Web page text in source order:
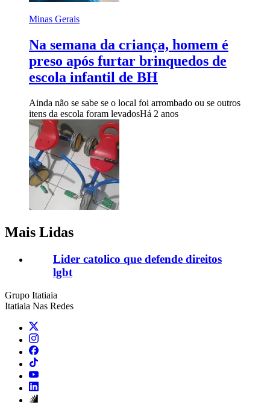
Minas Gerais
Na semana da criança, homem é
preso após furtar brinquedos de
escola infantil de BH
Ainda não se sabe se o local foi arrombado ou se outros
itens da escola foram levadosHá 2 anos
Mais Lidas
Lider catolico que defende direitos
lgbt
Grupo Itatiaia
Itatiaia Nas Redes